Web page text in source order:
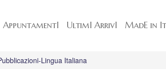
AppuntamentI UltimI ArrivI MadE in
Lingua Italiana